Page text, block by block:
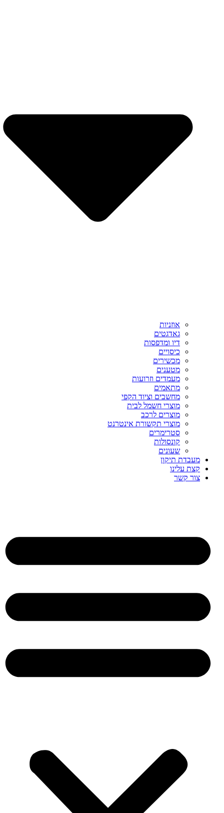
אוזניות
גאדגטים
דיו ומדפסות
כיסויים
מכשירים
מטענים
מעמדים וזרועות
מתאמים
מחשבים וציוד הקפי
מוצרי חשמל לבית
מוצרים לרכב
מוצרי תקשורת אינטרנט
סטרימרים
קונסולות
שעונים
מעבדת תיקון
קצת עלינו
צור קשר